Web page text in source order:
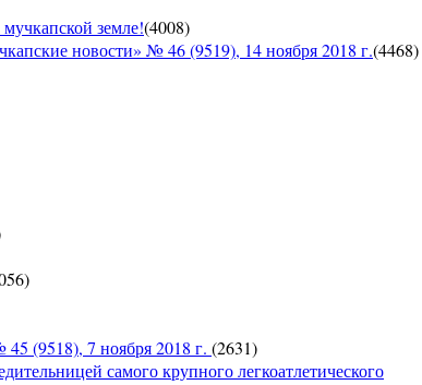
земле!(4008)
новости» № 46 (9519), 14 ноября 2018 г.(4468)
)
7 ноября 2018 г. (2631)
самого крупного легкоатлетического